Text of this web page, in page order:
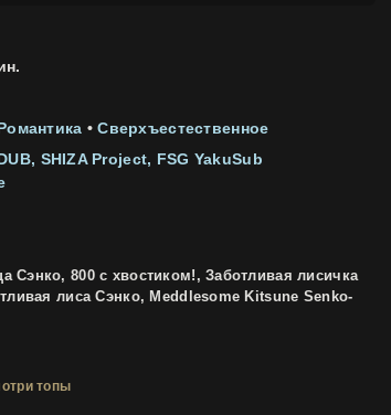
•Сверхъестественное
SHIZA Project
FSG YakuSub
Сэнко, 800 с хвостиком!, Заботливая лисичка
лиса Сэнко, Meddlesome Kitsune Senko-
топы